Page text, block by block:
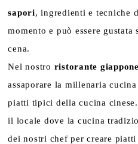
sapori, ingredienti e tecniche
momento e può essere
cena.
Nel nostro ristorante
assaporare la millenaria
piatti tipici della cucina
il locale dove la cucina
dei nostri chef per creare